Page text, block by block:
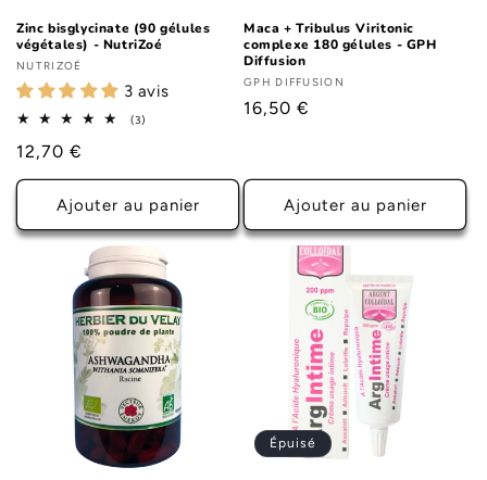
n
:
Zinc bisglycinate (90 gélules
végétales) - NutriZoé
Fournisseur :
NUTRIZOÉ
3 avis
(3)
Prix
habituel
12,70 €
Ajouter au panier
Maca + Tribulus Viritonic
complexe 180 gélules - GPH
Diffusion
Fournisseur :
GPH DIFFUSION
Prix
16,50 €
Ajouter au panier
Épuisé